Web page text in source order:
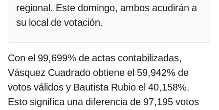
regional. Este domingo, ambos acudirán a
su local de votación.
Con el 99,699% de actas contabilizadas,
Vásquez Cuadrado obtiene el 59,942% de
votos válidos y Bautista Rubio el 40,158%.
Esto significa una diferencia de 97,195 votos